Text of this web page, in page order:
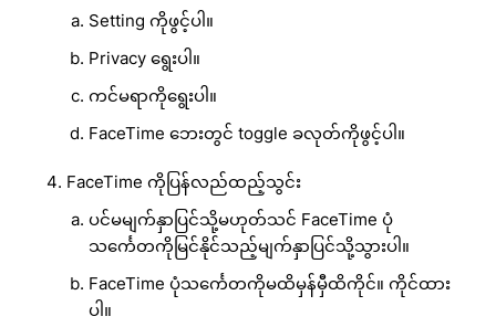
Setting ကိုဖွင့်ပါ။
Privacy ရွေးပါ။
ကင်မရာကိုရွေးပါ။
FaceTime ဘေးတွင် toggle ခလုတ်ကိုဖွင့်ပါ။
FaceTime ကိုပြန်လည်ထည့်သွင်း
ပင်မမျက်နှာပြင်သို့မဟုတ်သင် FaceTime ပုံ
သင်္ကေတကိုမြင်နိုင်သည့်မျက်နှာပြင်သို့သွားပါ။
FaceTime ပုံသင်္ကေတကိုမထိမှန်မှီထိကိုင်။ ကိုင်ထား
ပါ။